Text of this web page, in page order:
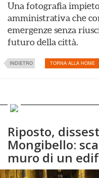
Una fotografia
amministrativa che
emergenze senza
futuro della città.
INDIETRO TORNA ALLA HOME
Riposto,
Mongibello:
muro di un